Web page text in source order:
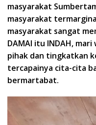
masyarakat
masyarakat
masyarakat sangat
DAMAI itu INDAH,
pihak dan tingkatkan
tercapainya cita-cita
bermartabat.